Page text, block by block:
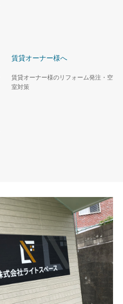
賃貸オーナー様へ
賃貸オーナー様のリフォーム発注・空
室対策